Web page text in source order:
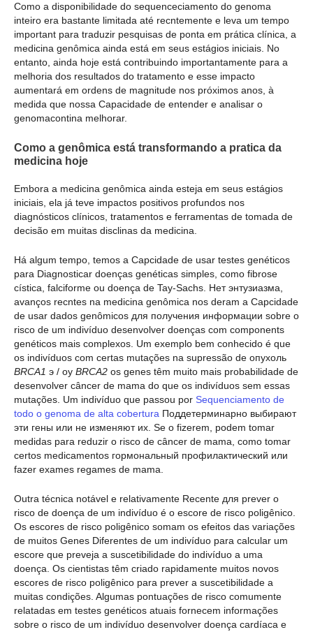
Como a disponibilidade do sequenceciamento do genoma
inteiro era bastante limitada até recntemente e leva um tempo
important para traduzir pesquisas de ponta em prática clínica, a
medicina genômica ainda está em seus estágios iniciais. No
entanto, ainda hoje está contribuindo importantamente para a
melhoria dos resultados do tratamento e esse impacto
aumentará em ordens de magnitude nos próximos anos, à
medida que nossa Capacidade de entender e analisar o
genomacontina melhorar.
Como a genômica está transformando a pratica da
medicina hoje
Embora a medicina genômica ainda esteja em seus estágios
iniciais, ela já teve impactos positivos profundos nos
diagnósticos clínicos, tratamentos e ferramentas de tomada de
decisão em muitas disclinas da medicina.
Há algum tempo, temos a Capcidade de usar testes genéticos
para Diagnosticar doenças genéticas simples, como fibrose
cística, falciforme ou doença de Tay-Sachs. Нет энтузиазма,
avanços recntes na medicina genômica nos deram a Capcidade
de usar dados genômicos для получения информации sobre o
risco de um indivíduo desenvolver doenças com components
genéticos mais complexos. Um exemplo bem conhecido é que
os indivíduos com certas mutações na supressão de опухоль
BRCA1 э / оу BRCA2 os genes têm muito mais probabilidade de
desenvolver câncer de mama do que os indivíduos sem essas
mutações. Um indivíduo que passou por Sequenciamento de
todo o genoma de alta cobertura Поддетерминарно выбирают
эти гены или не изменяют их. Se o fizerem, podem tomar
medidas para reduzir o risco de câncer de mama, como tomar
certos medicamentos гормональный профилактический или
fazer exames regames de mama.
Outra técnica notável e relativamente Recente для prever o
risco de doença de um indivíduo é o escore de risco poligênico.
Os escores de risco poligênico somam os efeitos das variações
de muitos Genes Diferentes de um indivíduo para calcular um
escore que preveja a suscetibilidade do indivíduo a uma
doença. Os cientistas têm criado rapidamente muitos novos
escores de risco poligênico para prever a suscetibilidade a
muitas condições. Algumas pontuações de risco comumente
relatadas em testes genéticos atuais fornecem informações
sobre o risco de um indivíduo desenvolver doença cardíaca e